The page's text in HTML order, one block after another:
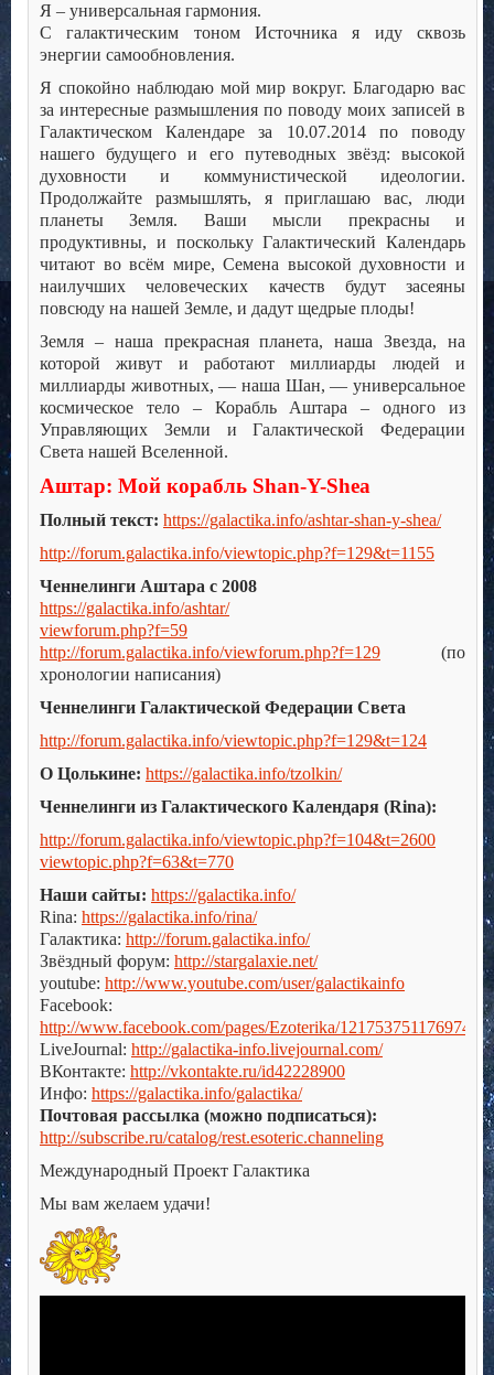
Я – универсальная гармония.
С галактическим тоном Источника я иду сквозь
энергии самообновления.
Я спокойно наблюдаю мой мир вокруг. Благодарю вас
за интересные размышления по поводу моих записей в
Галактическом Календаре за 10.07.2014 по поводу
нашего будущего и его путеводных звёзд: высокой
духовности и коммунистической идеологии.
Продолжайте размышлять, я приглашаю вас, люди
планеты Земля. Ваши мысли прекрасны и
продуктивны, и поскольку Галактический Календарь
читают во всём мире, Семена высокой духовности и
наилучших человеческих качеств будут засеяны
повсюду на нашей Земле, и дадут щедрые плоды!
Земля – наша прекрасная планета, наша Звезда, на
которой живут и работают миллиарды людей и
миллиарды животных, — наша Шан, — универсальное
космическое тело – Корабль Аштара – одного из
Управляющих Земли и Галактической Федерации
Света нашей Вселенной.
Аштар: Мой корабль Shan-Y-Shea
Полный текст: https://galactika.info/ashtar-shan-y-shea/
http://forum.galactika.info/viewtopic.php?f=129&t=1155
Ченнелинги Аштара с 2008
https://galactika.info/ashtar/
viewforum.php?f=59
http://forum.galactika.info/viewforum.php?f=129 (по
хронологии написания)
Ченнелинги Галактической Федерации Света
http://forum.galactika.info/viewtopic.php?f=129&t=124
О Цолькине: https://galactika.info/tzolkin/
Ченнелинги из Галактического Календаря (Rina):
http://forum.galactika.info/viewtopic.php?f=104&t=2600
viewtopic.php?f=63&t=770
Наши сайты: https://galactika.info/
Rina: https://galactika.info/rina/
Галактика: http://forum.galactika.info/
Звёздный форум: http://stargalaxie.net/
youtube: http://www.youtube.com/user/galactikainfo
Facebook:
http://www.facebook.com/pages/Ezoterika/121753751176974
LiveJournal: http://galactika-info.livejournal.com/
ВКонтакте: http://vkontakte.ru/id42228900
Инфо: https://galactika.info/galactika/
Почтовая рассылка (можно подписаться):
http://subscribe.ru/catalog/rest.esoteric.channeling
Международный Проект Галактика
Мы вам желаем удачи!